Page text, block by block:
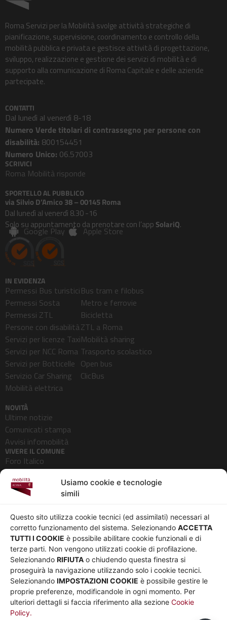
Usiamo cookie e tecnologie
simili
Questo sito utilizza cookie tecnici (ed assimilati) necessari al
corretto funzionamento del sistema. Selezionando ACCETTA
TUTTI I COOKIE è possibile abilitare cookie funzionali e di
terze parti. Non vengono utilizzati cookie di profilazione.
Selezionando RIFIUTA o chiudendo questa finestra si
proseguirà la navigazione utilizzando solo i cookie tecnici.
Selezionando IMPOSTAZIONI COOKIE è possibile gestire le
proprie preferenze, modificandole in ogni momento. Per
ulteriori dettagli si faccia riferimento alla sezione Cookie
Policy.
Roma Servizi per la Mobilità svolge attività strategiche di
pianificazione, supervisione, coordinamento e controllo della
mobilità pubblica e privata e gestisce attività di progettazione,
sviluppo, realizzazione e gestione dei servizi di mobilità e di
supporto alla comunicazione di Roma Capitale e delle aziende
partecipate.
CONTATTI
Dal lunedì al venerdì 8-18
Numero Verde titolari di contrassegno per persone con
disabilità: 800154451
Numero Unico: 06.57003
SCRIVICI
Roma Mobilità risponde
SPORTELLO AL PUBBLICO
via Silvio D’Amico 38 – 00145 Roma
Dal lunedì al venerdì 8.30 -16
Solo su appuntamento da prenotare con l’app SolariQ.
Google Play Apple Store
IN EVIDENZA
Permessi Bus turistici
Permessi Sosta
Permessi ZTL
Persone con disabilità
Servizi per licenze Taxi
Servizi per NCC Roma
Servizi per Botticelle
Servizio Car Sharing
Mobilità elettrica
Bus tram e filobus
Metro e ferrovie
Bicicletta
ZTL a Roma
Mobilità sharing
Trasporto scolastico
Open bus
ClicBus
NOVITÀ
Ultime notizie
Comunicati stampa
Avvisi infomobilità
VIVERE IL COMUNE
Foro Italico
Pedonalizzazioni
Aeroporti
Chi siamo
Governance
Whistleblowing
Co-Marketing
Social media policy
Informativa Cookie
Informativa Sito web e
social media
Privacy
Parità di genere
Amministrazione
trasparente
Bandi e gare
Note legali